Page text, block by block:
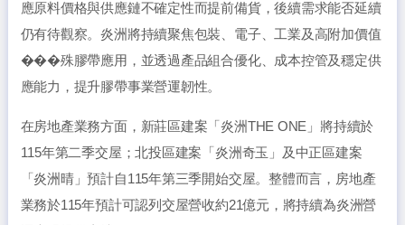
應原料價格與供應鏈不確定性而提前備貨，後續需求能否延續
仍有待觀察。炎洲將持續聚焦包裝、電子、工業及高附加價值
���殊膠帶應用，並透過產品組合優化、成本控管及穩定供
應能力，提升膠帶事業營運韌性。
在房地產業務方面，新莊區建案「炎洲THE ONE」將持續於
115年第二季交屋；北投區建案「炎洲奇玉」及中正區建案
「炎洲晴」預計自115年第三季開始交屋。整體而言，房地產
業務於115年預計可認列交屋營收約21億元，將持續為炎洲營